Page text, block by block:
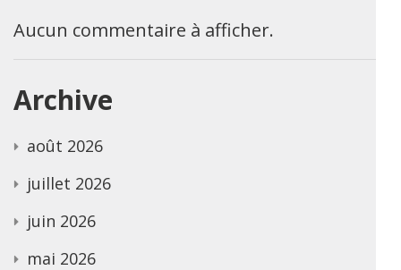
Aucun commentaire à afficher.
Archive
août 2026
juillet 2026
juin 2026
mai 2026